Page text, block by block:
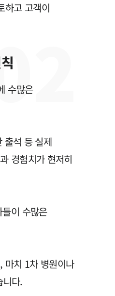
개
어
하고 고객이
2
수많은
출석 등 실제
경험치가 현저히
이 수많은
마치 1차 병원이나
다.